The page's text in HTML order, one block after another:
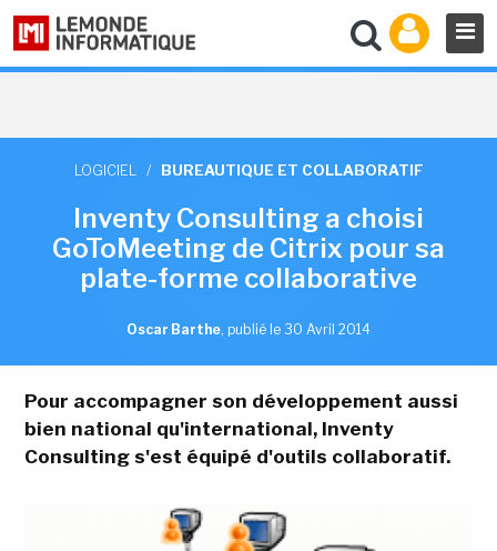
LOGICIEL / BUREAUTIQUE ET COLLABORATIF
Inventy Consulting a choisi
GoToMeeting de Citrix pour sa
plate-forme collaborative
Oscar Barthe, publié le 30 Avril 2014
Pour accompagner son développement aussi
bien national qu'international, Inventy
Consulting s'est équipé d'outils collaboratif.